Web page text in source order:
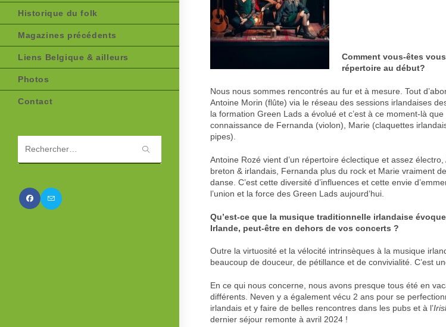
Historique du folk
Magazines précédents
Liens Belgique & ailleurs
Photos
Contact
Rechercher
sur
site
Comment vous-êtes
répertoire au début?
Nous nous sommes rencontrés au fur et à mesure. Tout
Antoine Morin (flûte) via le réseau des sessions irlandaises
la formation Green Lads a évolué et c’est à ce moment-là
connaissance de Fernanda (violon), Marie (claquettes
pipes).
Antoine Rozé vient d’un répertoire éclectique et assez
breton & irlandais, Fernanda plus du rock et Marie vraiment
danse. C’est cette diversité d’influences et cette envie
l’union et la force des Green Lads aujourd’hui.
Qu’est-ce que la musique traditionnelle irlandaise
Irlande, peut-être en dehors de vos concerts ?
Outre la virtuosité et la vélocité intrinsèques à la musique
beaucoup de douceur, de pétillance et de convivialité. C’est
En ce qui nous concerne, nous avons presque tous été en
différents. Neven y a également vécu 2 ans pour se
irlandais et y faire de belles rencontres dans les pubs et à l’
dernier séjour remonte à avril 2024 !